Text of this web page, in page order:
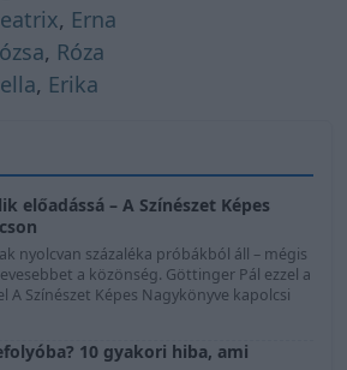
, Erna
, Róza
, Erika
előadássá – A Színészet Képes
nyolcvan százaléka próbákból áll – mégis
a közönség. Göttinger Pál ezzel a
Színészet Képes Nagykönyve kapolcsi
10 gyakori hiba, ami